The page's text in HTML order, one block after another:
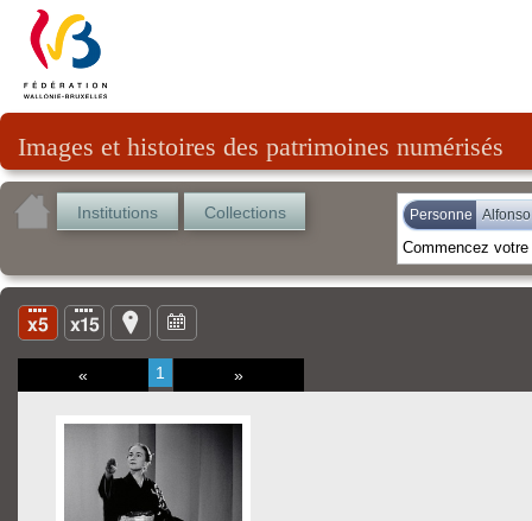
Images et histoires des patrimoines numérisés
Institutions Collections Personne
« 1 »